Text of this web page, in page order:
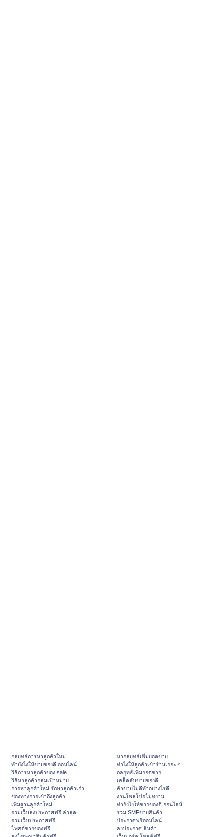
กลยุทธ์การหาลูกค้าใหม่
ทํายังไงให้ขายของดี ออนไลน์
วิธีการหาลูกค้าของ sale
วิธีหาลูกค้ากลุ่มเป้าหมาย
การหาลูกค้าใหม่ รักษาลูกค้าเก่า
ช่องทางการเข้าถึงลูกค้า
เพิ่มฐานลูกค้าใหม่
รวมเว็บลงประกาศฟรี ล่าสุด
รวมเว็บประกาศฟรี
โพสต์ขายของฟรี
หากลยุทธ์เพิ่มยอดขาย
ทําไงให้ลูกค้าเข้าร้านเยอะ ๆ
กลยุทธ์เพิ่มยอดขาย
เคล็ดลับขายของดี
ค้าขายไม่ดีทำอย่างไรดี
งานโพสโปรโมทงาน
ทํายังไงให้ขายของดี ออนไลน์
รวม SMFขายสินค้า
ประกาศฟรีออนไลน์
ลงประกาศ สินค้า